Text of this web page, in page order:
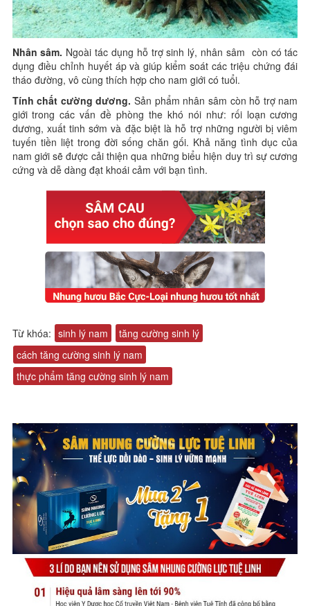
Nhân sâm. Ngoài tác dụng hỗ trợ sinh lý, nhân sâm còn có tác
dụng điều chỉnh huyết áp và giúp kiểm soát các triệu chứng đái
tháo đường, vô cùng thích hợp cho nam giới có tuổi.
Tính chất cường dương.Sản phẩm nhân sâm còn hỗ trợ nam
giới trong các vấn đề phòng the khó nói như: rối loạn cương
dương, xuất tinh sớm và đặc biệt là hỗ trợ những người bị viêm
tuyến tiền liệt trong đời sống chăn gối. Khả năng tình dục của
nam giới sẽ được cải thiện qua những biểu hiện duy trì sự cương
cứng và dễ dàng đạt khoái cảm với bạn tình.
Từ khóa: sinh lý nam
tăng cường sinh lý
cách tăng cường sinh lý nam
thực phẩm tăng cường sinh lý nam